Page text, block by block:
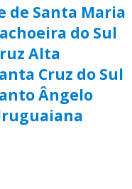
de Santa Maria
do Sul
Alta
Cruz do Sul
Ângelo